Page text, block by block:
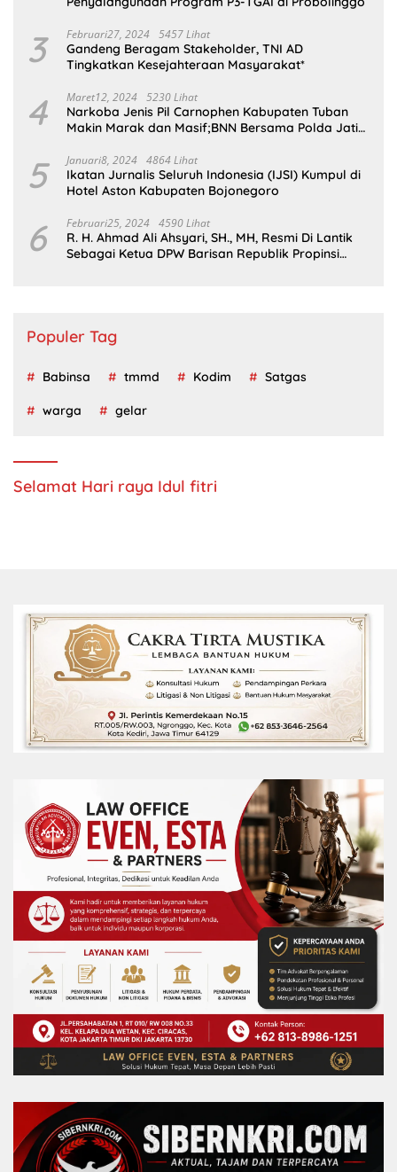
3 Februari27, 2024 5457 Lihat
Gandeng Beragam Stakeholder, TNI AD
Tingkatkan Kesejahteraan Masyarakat*
4 Maret12, 2024 5230 Lihat
Narkoba Jenis Pil Carnophen Kabupaten Tuban
Makin Marak dan Masif;BNN Bersama Polda Jatim
5 Januari8, 2024 4864 Lihat
Ikatan Jurnalis Seluruh Indonesia (IJSI) Kumpul di
Hotel Aston Kabupaten Bojonegoro
6 Februari25, 2024 4590 Lihat
R. H. Ahmad Ali Ahsyari, SH., MH, Resmi Di Lantik
Sebagai Ketua DPW Barisan Republik Propinsi
Populer Tag
Babinsa tmmd Kodim Satgas
warga gelar
Selamat Hari raya Idul fitri